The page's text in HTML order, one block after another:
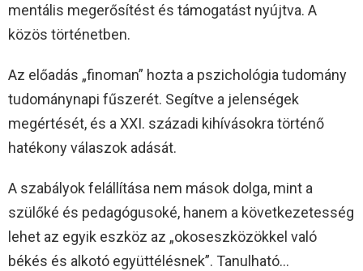
mentális megerősítést és támogatást nyújtva. A
közös történetben.
Az előadás „finoman” hozta a pszichológia tudomány
tudománynapi fűszerét. Segítve a jelenségek
megértését, és a XXI. századi kihívásokra történő
hatékony válaszok adását.
A szabályok felállítása nem mások dolga, mint a
szülőké és pedagógusoké, hanem a következetesség
lehet az egyik eszköz az „okoseszközökkel való
békés és alkotó együttélésnek”. Tanulható…